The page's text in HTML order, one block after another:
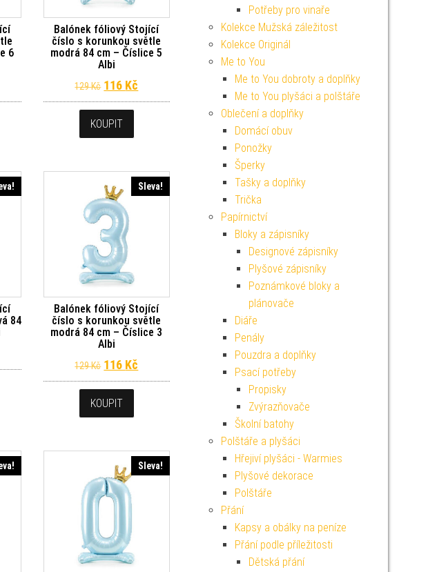
6
byla: 129 Kč.
cena je: 116 Kč.
Balónek fóliový Stojící
číslo s korunkou světle
modrá 84 cm – Číslice 5
Albi
129Kč Původní cena byla: 129 Kč.
116 Kč Aktuální cena je: 116 Kč.
KOUPIT
84
byla: 129 Kč.
cena je: 116 Kč.
Sleva!
Balónek fóliový Stojící
číslo s korunkou světle
modrá 84 cm – Číslice 3
Albi
129Kč Původní cena byla: 129 Kč.
116 Kč Aktuální cena je: 116 Kč.
KOUPIT
Sleva!
Potřeby pro vinaře
Kolekce Mužská záležitost
Kolekce Originál
Me to You
Me to You dobroty a doplňky
Me to You plyšáci a polštáře
Oblečení a doplňky
Domácí obuv
Ponožky
Šperky
Tašky a doplňky
Trička
Papírnictví
Bloky a zápisníky
Designové zápisníky
Plyšové zápisníky
Poznámkové bloky a
plánovače
Diáře
Penály
Pouzdra a doplňky
Psací potřeby
Propisky
Zvýrazňovače
Školní batohy
Polštáře a plyšáci
Hřejiví plyšáci - Warmies
Plyšové dekorace
Polštáře
Přání
Kapsy a obálky na peníze
Přání podle příležitosti
Dětská přání